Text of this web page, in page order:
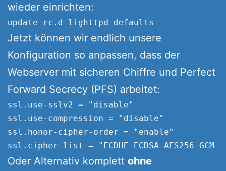
wieder einrichten:
Jetzt können wir endlich unsere
Konfiguration so anpassen, dass der
Webserver mit sicheren Chiffre und Perfect
Forward Secrecy (PFS) arbeitet:
ssl.use-sslv2 = "disable"
ssl.use-compression = "disable"
ssl.honor-cipher-order = "enable"
Oder Alternativ komplett ohne